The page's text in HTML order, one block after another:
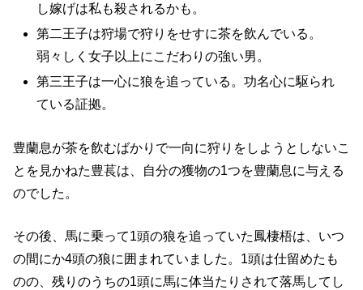
し嫁げは私も殺されるかも。
第二王子は狩場で狩りをせすに茶を飲んでいる。
弱々しく女子以上にこだわりの強い男。
第三王子は一心に狼を追っている。功名心に駆られ
ている証拠。
豊蘭息が茶を飲むばかりで一向に狩りをしようとしないこ
とを見かねた豊萇は、自分の獲物の1つを豊蘭息に与える
のでした。
その後、馬に乗って1頭の狼を追っていた鳳棲梧は、いつ
の間にか4頭の狼に囲まれていました。1頭は仕留めたも
のの、残りのうちの1頭に馬に体当たりされて落馬してし